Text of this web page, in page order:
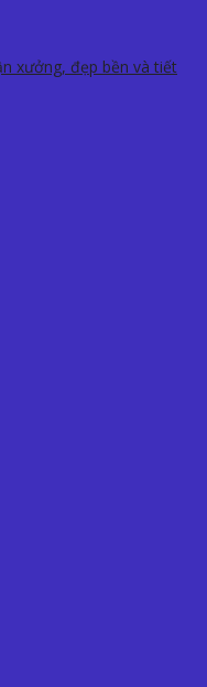
xưởng, đẹp bền và tiết